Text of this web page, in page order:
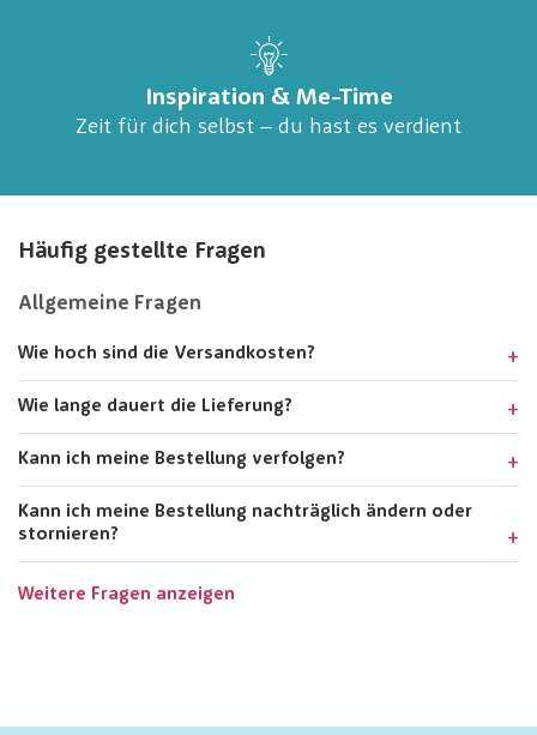
Inspiration & Me-Time
Zeit für dich selbst – du hast es verdient
Häufig gestellte Fragen
Allgemeine Fragen
Wie hoch sind die Versandkosten?
Wie lange dauert die Lieferung?
Kann ich meine Bestellung verfolgen?
Kann ich meine Bestellung nachträglich ändern oder
stornieren?
Weitere Fragen anzeigen